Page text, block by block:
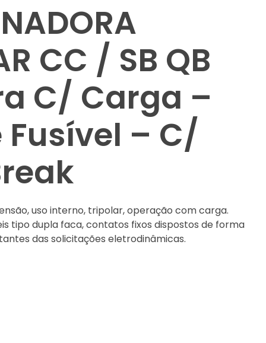
CC / SB QB
C/ Carga –
Fusível – C/
uso interno, tripolar, operação com carga.
tipo dupla faca, contatos fixos dispostos de forma
das solicitações eletrodinâmicas.